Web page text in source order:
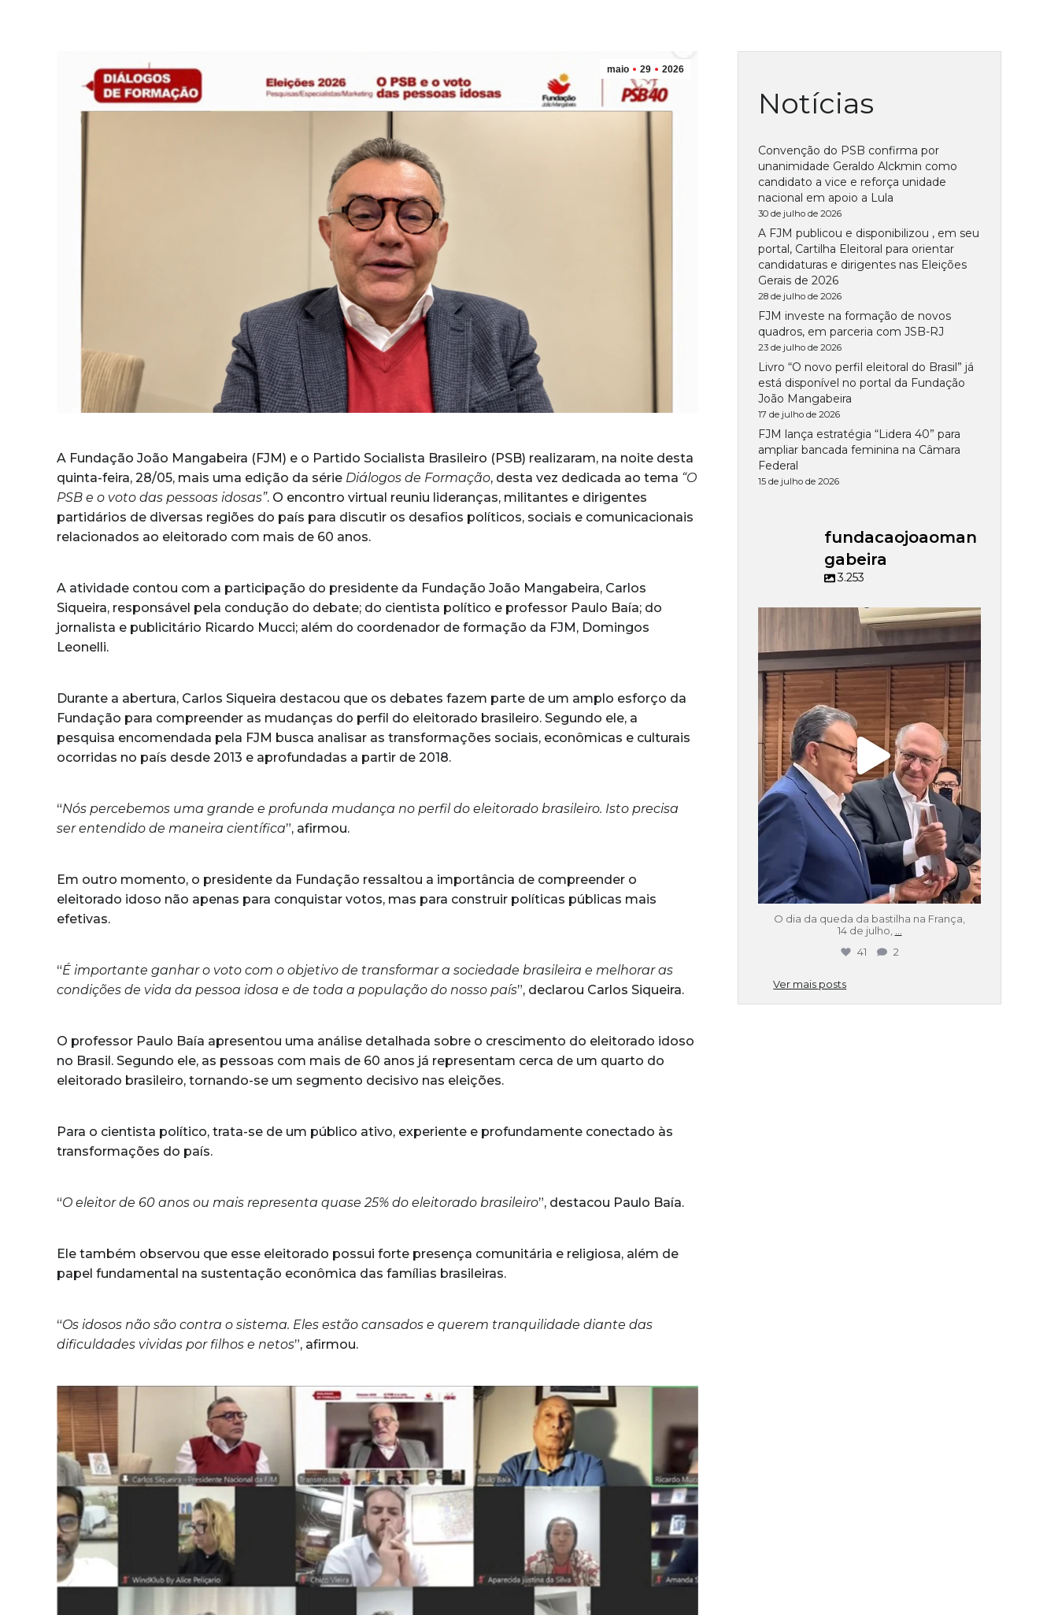
maio 29 2026
A Fundação João Mangabeira (FJM) e o Partido Socialista Brasileiro (PSB) realizaram, na noite desta
quinta-feira, 28/05, mais uma edição da série Diálogos de Formação, desta vez dedicada ao tema “O
PSB e o voto das pessoas idosas”. O encontro virtual reuniu lideranças, militantes e dirigentes
partidários de diversas regiões do país para discutir os desafios políticos, sociais e comunicacionais
relacionados ao eleitorado com mais de 60 anos.
A atividade contou com a participação do presidente da Fundação João Mangabeira, Carlos
Siqueira, responsável pela condução do debate; do cientista político e professor Paulo Baía; do
jornalista e publicitário Ricardo Mucci; além do coordenador de formação da FJM, Domingos
Leonelli.
Durante a abertura, Carlos Siqueira destacou que os debates fazem parte de um amplo esforço da
Fundação para compreender as mudanças do perfil do eleitorado brasileiro. Segundo ele, a
pesquisa encomendada pela FJM busca analisar as transformações sociais, econômicas e culturais
ocorridas no país desde 2013 e aprofundadas a partir de 2018.
“Nós percebemos uma grande e profunda mudança no perfil do eleitorado brasileiro. Isto precisa
ser entendido de maneira científica”, afirmou.
Em outro momento, o presidente da Fundação ressaltou a importância de compreender o
eleitorado idoso não apenas para conquistar votos, mas para construir políticas públicas mais
efetivas.
“É importante ganhar o voto com o objetivo de transformar a sociedade brasileira e melhorar as
condições de vida da pessoa idosa e de toda a população do nosso país”, declarou Carlos Siqueira.
O professor Paulo Baía apresentou uma análise detalhada sobre o crescimento do eleitorado idoso
no Brasil. Segundo ele, as pessoas com mais de 60 anos já representam cerca de um quarto do
eleitorado brasileiro, tornando-se um segmento decisivo nas eleições.
Para o cientista político, trata-se de um público ativo, experiente e profundamente conectado às
transformações do país.
“O eleitor de 60 anos ou mais representa quase 25% do eleitorado brasileiro”, destacou Paulo Baía.
Ele também observou que esse eleitorado possui forte presença comunitária e religiosa, além de
papel fundamental na sustentação econômica das famílias brasileiras.
“Os idosos não são contra o sistema. Eles estão cansados e querem tranquilidade diante das
dificuldades vividas por filhos e netos”, afirmou.
Notícias
Convenção do PSB confirma por
unanimidade Geraldo Alckmin como
candidato a vice e reforça unidade
nacional em apoio a Lula
30 de julho de 2026
A FJM publicou e disponibilizou , em seu
portal, Cartilha Eleitoral para orientar
candidaturas e dirigentes nas Eleições
Gerais de 2026
28 de julho de 2026
FJM investe na formação de novos
quadros, em parceria com JSB-RJ
23 de julho de 2026
Livro “O novo perfil eleitoral do Brasil” já
está disponível no portal da Fundação
João Mangabeira
17 de julho de 2026
FJM lança estratégia “Lidera 40” para
ampliar bancada feminina na Câmara
Federal
15 de julho de 2026
fundacaojoaoman
gabeira
3.253
fundacaojoaomangabeira
Jul 15
O dia da queda da bastilha na França,
14 de julho, ...
41
2
Ver mais posts